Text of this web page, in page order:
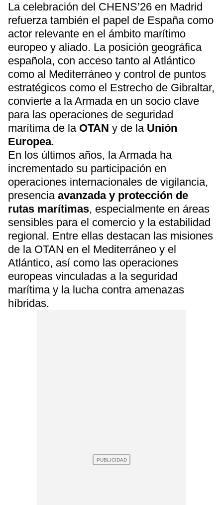
La celebración del CHENS’26 en Madrid
refuerza también el papel de España como
actor relevante en el ámbito marítimo
europeo y aliado. La posición geográfica
española, con acceso tanto al Atlántico
como al Mediterráneo y control de puntos
estratégicos como el Estrecho de Gibraltar,
convierte a la Armada en un socio clave
para las operaciones de seguridad
marítima de la OTAN y de la Unión
Europea.
En los últimos años, la Armada ha
incrementado su participación en
operaciones internacionales de vigilancia,
presencia avanzada y protección de
rutas marítimas, especialmente en áreas
sensibles para el comercio y la estabilidad
regional. Entre ellas destacan las misiones
de la OTAN en el Mediterráneo y el
Atlántico, así como las operaciones
europeas vinculadas a la seguridad
marítima y la lucha contra amenazas
híbridas.